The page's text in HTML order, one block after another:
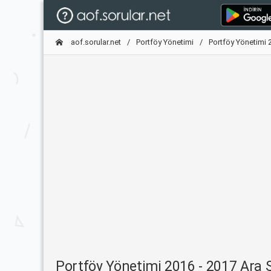
aof.sorular.net Portföy Yönetimi Portföy Yönetimi
Portföy Yönetimi 2016 - 2017 Ara